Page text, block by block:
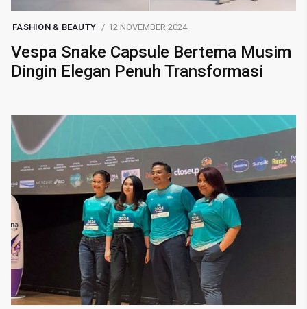
FASHION & BEAUTY 12 NOVEMBER 2024
Vespa Snake Capsule Bertema Musim
Dingin Elegan Penuh Transformasi